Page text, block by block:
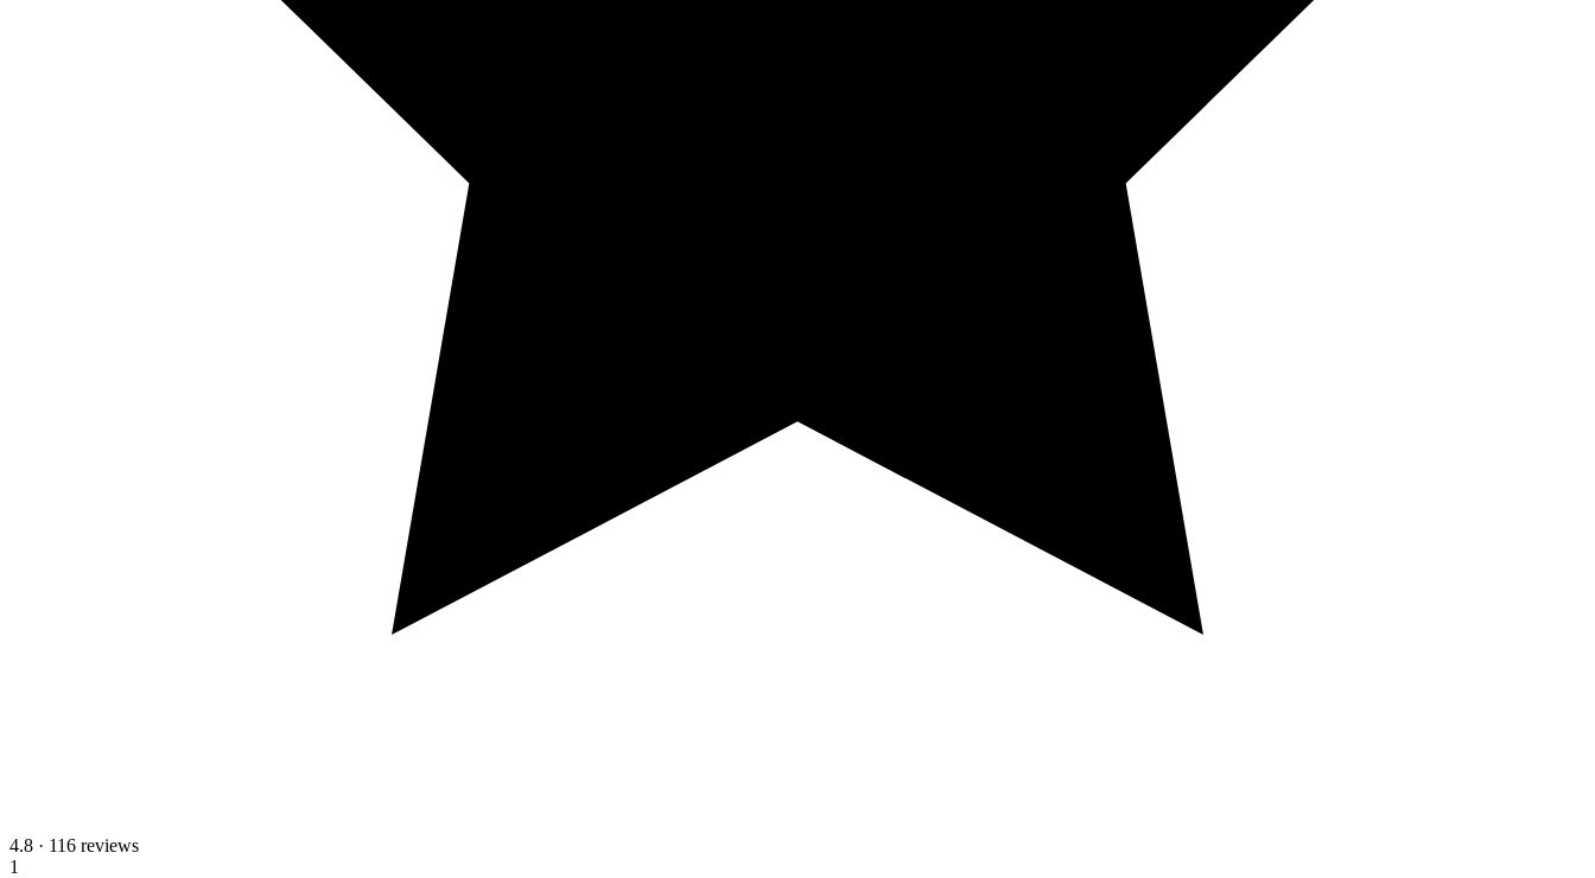
4.8 · 116 reviews
1